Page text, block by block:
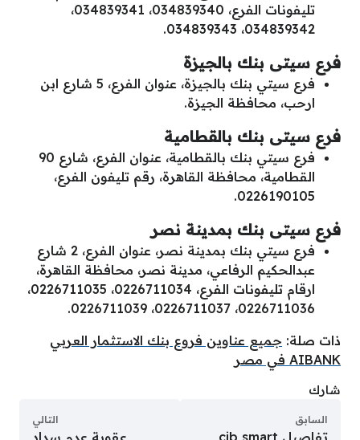
تليفونات الفرع، 034839340، 034839341،
034839342، 034839343.
فرع سيتى بنك بالجيزة
فرع سيتي بنك بالجيزة، عنوان الفرع، 5 شارع ابن
ارحب، محافظة الجيزة.
فرع سيتى بنك بالقطامية
فرع سيتي بنك بالقطامية، عنوان الفرع، شارع 90
القطامية، محافظة القاهرة، رقم تليفون الفرع،
0226190105.
فرع سيتى بنك بمدينة نصر
فرع سيتي بنك بمدينة نصر، عنوان الفرع، 2 شارع
عبدالحكيم الرفاعي، مدينة نصر، محافظة القاهرة،
ارقام تليفونات الفرع، 0226711034، 0226711035،
0226711036، 0226711037، 0226711039.
ذات صلة: جميع عناوين فروع بنك الاستثمار العربي
AIBANK في مصر
شارك
السابق
تفاصيل cib smart
التالي
عقوبة عدم سداد